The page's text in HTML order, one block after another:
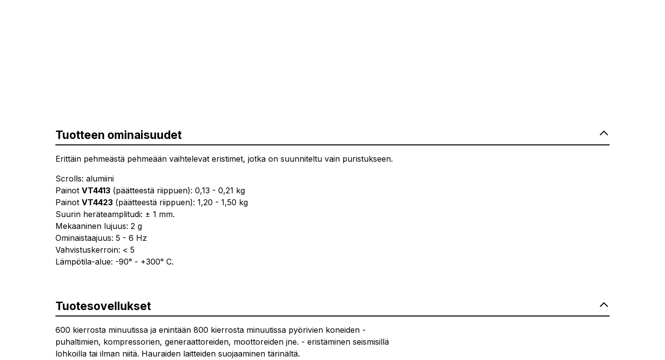
Tuotteen ominaisuudet
Erittäin pehmeästä pehmeään vaihtelevat eristimet, jotka on suunniteltu vain puristukseen.
Scrolls: alumiini
Painot VT4413 (päätteestä riippuen): 0,13 - 0,21 kg
Painot VT4423 (päätteestä riippuen): 1,20 - 1,50 kg
Suurin heräteamplitudi: ± 1 mm.
Mekaaninen lujuus: 2 g
Ominaistaajuus: 5 - 6 Hz
Vahvistuskerroin: < 5
Lämpötila-alue: -90° - +300° C.
Tuotesovellukset
600 kierrosta minuutissa ja enintään 800 kierrosta minuutissa pyörivien koneiden -
puhaltimien, kompressorien, generaattoreiden, moottoreiden jne. - eristäminen seismisillä
lohkoilla tai ilman niitä. Hauraiden laitteiden suojaaminen tärinältä.